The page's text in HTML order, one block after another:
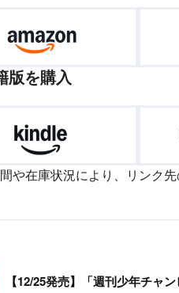
版を購入
や在庫状況により、リンク
【12/25発売】「週刊少年チャ